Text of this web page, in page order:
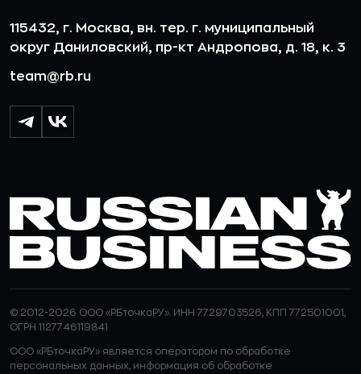
115432, г. Москва, вн. тер. г. муниципальный
округ Даниловский, пр-кт Андропова, д. 18, к. 3
team@rb.ru
© 2012-2026 ООО «РБточкаРУ». ИНН 7729703526, КПП 772501001,
ОГРН 1127746119841
ООО «РБточкаРУ» является оператором по обработке
персональных данных, информация об обработке